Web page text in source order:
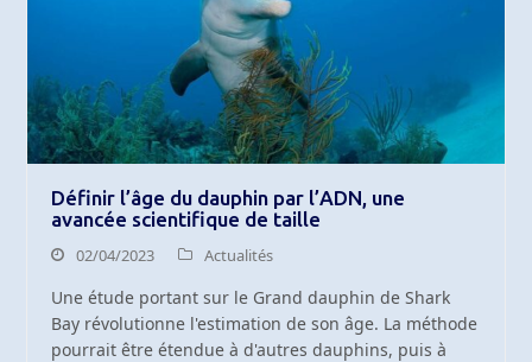
Définir l’âge du dauphin par l’ADN, une
avancée scientifique de taille
02/04/2023 Actualités
Une étude portant sur le Grand dauphin de Shark
Bay révolutionne l'estimation de son âge. La méthode
pourrait être étendue à d'autres dauphins, puis à